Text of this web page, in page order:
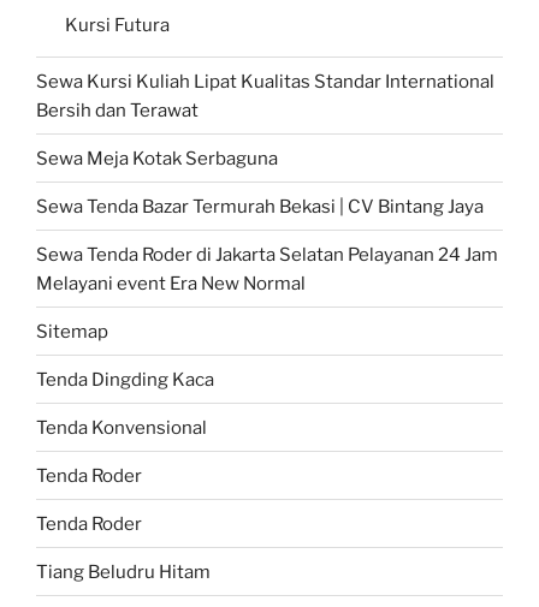
Kursi Futura
Sewa Kursi Kuliah Lipat Kualitas Standar International
Bersih dan Terawat
Sewa Meja Kotak Serbaguna
Sewa Tenda Bazar Termurah Bekasi | CV Bintang Jaya
Sewa Tenda Roder di Jakarta Selatan Pelayanan 24 Jam
Melayani event Era New Normal
Sitemap
Tenda Dingding Kaca
Tenda Konvensional
Tenda Roder
Tenda Roder
Tiang Beludru Hitam